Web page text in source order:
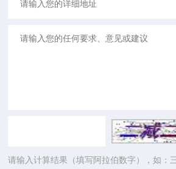
请输入计算结果（填写阿拉伯数字），如：